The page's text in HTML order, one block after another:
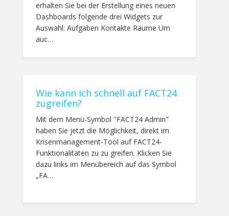
erhalten Sie bei der Erstellung eines neuen
Dashboards folgende drei Widgets zur
Auswahl: Aufgaben Kontakte Räume Um
auc…
Wie kann ich schnell auf FACT24
zugreifen?
Mit dem Menü-Symbol "FACT24 Admin"
haben Sie jetzt die Möglichkeit, direkt im
Krisenmanagement-Tool auf FACT24-
Funktionalitäten zu zu greifen. Klicken Sie
dazu links im Menübereich auf das Symbol
„FA…